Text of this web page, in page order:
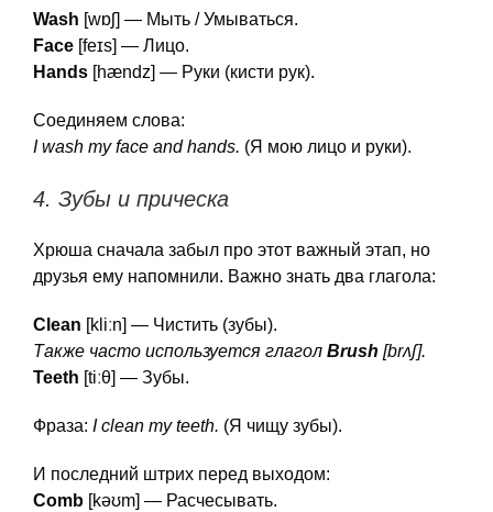
Wash [wɒʃ] — Мыть / Умываться.
Face [feɪs] — Лицо.
Hands [hændz] — Руки (кисти рук).
Соединяем слова:
I wash my face and hands. (Я мою лицо и руки).
4. Зубы и прическа
Хрюша сначала забыл про этот важный этап, но
друзья ему напомнили. Важно знать два глагола:
Clean [kliːn] — Чистить (зубы).
Также часто используется глагол Brush [brʌʃ].
Teeth [tiːθ] — Зубы.
Фраза: I clean my teeth. (Я чищу зубы).
И последний штрих перед выходом:
Comb [kəʊm] — Расчесывать.